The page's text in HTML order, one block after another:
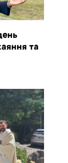
та